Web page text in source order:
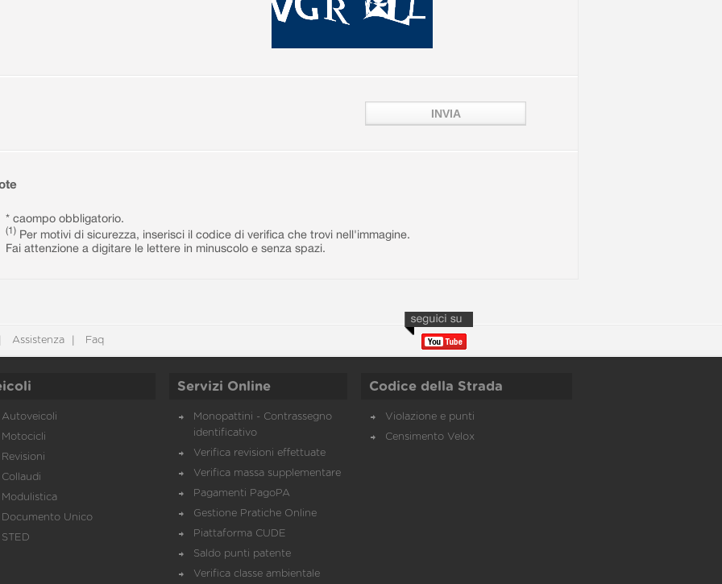
* caompo obbligatorio.
(1) Per motivi di sicurezza, inserisci il codice di verifica che trovi nell'immagine.
Fai attenzione a digitare le lettere in minuscolo e senza spazi.
Assistenza Faq
Autoveicoli
Motocicli
Revisioni
Collaudi
Modulistica
Documento Unico
STED
Servizi Online
Monopattini - Contrassegno
identificativo
Verifica revisioni effettuate
Verifica massa supplementare
Pagamenti PagoPA
Gestione Pratiche Online
Piattaforma CUDE
Saldo punti patente
Verifica classe ambientale
Codice della Strada
Violazione e punti
Censimento Velox